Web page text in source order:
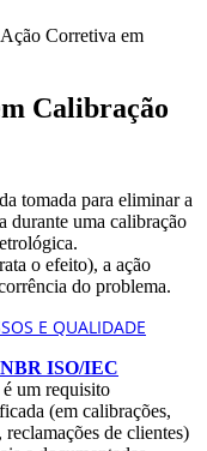
Corretiva em
Calibração
tomada para eliminar a
durante uma calibração
o efeito), a ação
do problema.
ISO/IEC
é um requisito
(em calibrações,
de clientes)